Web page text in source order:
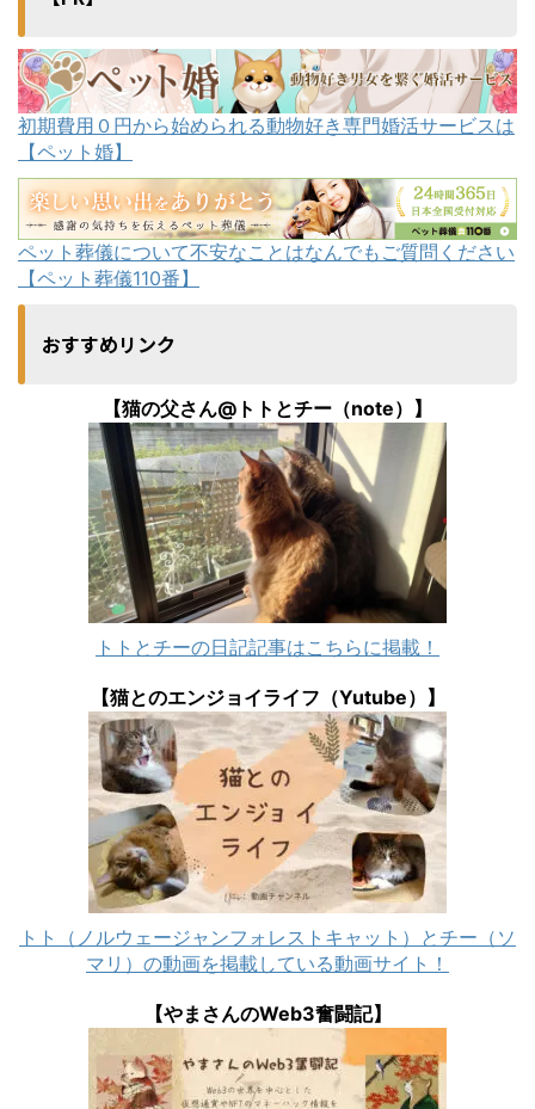
初期費用０円から始められる動物好き専門婚活サービスは
【ペット婚】
ペット葬儀について不安なことはなんでもご質問ください
【ペット葬儀110番】
おすすめリンク
【猫の父さん@トトとチー（note）】
トトとチーの日記記事はこちらに掲載！
【猫とのエンジョイライフ（Yutube）】
トト（ノルウェージャンフォレストキャット）とチー（ソ
マリ）の動画を掲載している動画サイト！
【やまさんのWeb3奮闘記】